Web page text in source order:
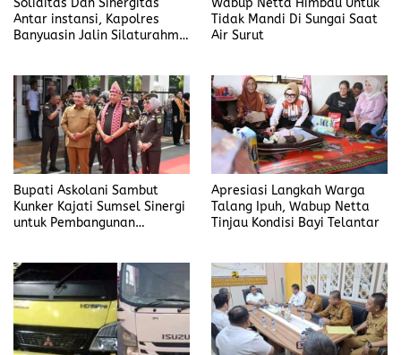
Soliditas Dan Sinergitas
Antar instansi, Kapolres
Banyuasin Jalin Silaturahmi
Wabup Netta Himbau Untuk
Tidak Mandi Di Sungai Saat
Air Surut
Bupati Askolani Sambut
Kunker Kajati Sumsel Sinergi
untuk Pembangunan
Apresiasi Langkah Warga
Talang Ipuh, Wabup Netta
Tinjau Kondisi Bayi Telantar